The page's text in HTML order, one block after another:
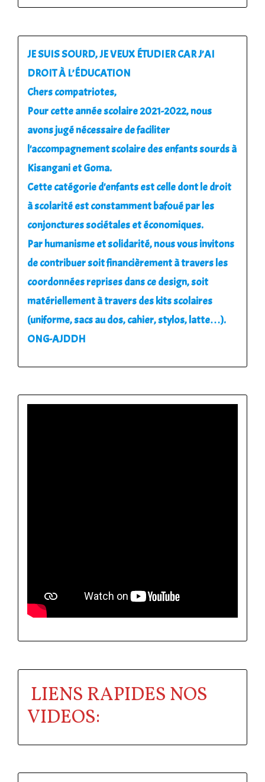
JE SUIS SOURD, JE VEUX ÉTUDIER CAR J’AI
DROIT À L’ÉDUCATION
Chers compatriotes,
Pour cette année scolaire 2021-2022, nous
avons jugé nécessaire de faciliter
l'accompagnement scolaire des enfants sourds à
Kisangani et Goma.
Cette catégorie d'enfants est celle dont le droit
à scolarité est constamment bafoué par les
conjonctures sociétales et économiques.
Par humanisme et solidarité, nous vous invitons
de contribuer soit financièrement à travers les
coordonnées reprises dans ce design, soit
matériellement à travers des kits scolaires
(uniforme, sacs au dos, cahier, stylos, latte…).
ONG-AJDDH
LIENS RAPIDES NOS
VIDEOS: